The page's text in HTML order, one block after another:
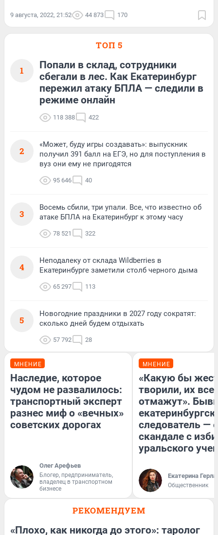
9 августа, 2022, 21:52 44 873 170
ТОП 5
1
Попали в склад, сотрудники
сбегали в лес. Как Екатеринбург
пережил атаку БПЛА — следили в
режиме онлайн
118 388 422
2
«Может, буду игры создавать»: выпускник
получил 391 балл на ЕГЭ, но для поступления в
вуз они ему не пригодятся
95 646 40
3
Восемь сбили, три упали. Все, что известно об
атаке БПЛА на Екатеринбург к этому часу
78 521 322
4
Неподалеку от склада Wildberries в
Екатеринбурге заметили столб черного дыма
65 297 113
5
Новогодние праздники в 2027 году сократят:
сколько дней будем отдыхать
57 792 28
МНЕНИЕ
Наследие, которое
чудом не развалилось:
транспортный эксперт
разнес миф о «вечных»
советских дорогах
Олег Арефьев
Блогер, предприниматель,
владелец в транспортном
бизнесе
МНЕНИЕ
«Какую бы
творили, их
отмажут».
следователь —
скандале с
уральского
Екатерина
Общественник
РЕКОМЕНДУЕМ
«Плохо, как никогда до этого»: таролог